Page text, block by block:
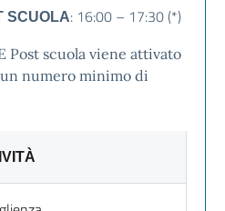
SCUOLA: 16:00 – 17:30 (*)
Post scuola viene attivato
numero minimo di